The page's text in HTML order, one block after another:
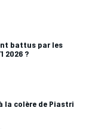
battus par les
2026 ?
la colère de Piastri